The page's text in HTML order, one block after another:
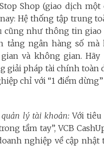
Shop (giao dịch một
Hệ thống tập trung
cũng như thông tin
tảng ngân hàng số mà
và không gian. Hãy
giải pháp tài chính toàn
chỉ với “1 điểm
lý tài khoản: Với tiêu
tầm tay”, VCB
nghiệp về cập